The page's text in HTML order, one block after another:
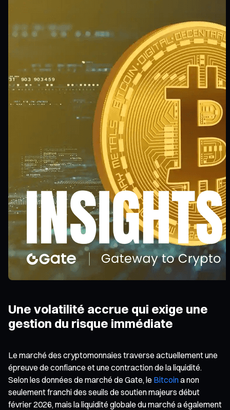
Une volatilité accrue qui exige une
gestion du risque immédiate
Le marché des cryptomonnaies traverse actuellement une
épreuve de confiance et une contraction de la liquidité.
Selon les données de marché de Gate, le Bitcoina non
seulement franchi des seuils de soutien majeurs début
février 2026, mais la liquidité globale du marché a également